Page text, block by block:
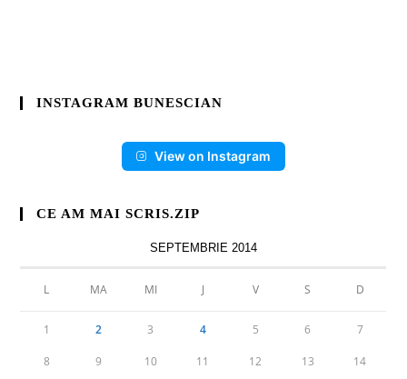
INSTAGRAM BUNESCIAN
View on Instagram
CE AM MAI SCRIS.ZIP
SEPTEMBRIE 2014
L MA MI J V S D
1 2 3 4 5 6 7
8 9 10 11 12 13 14